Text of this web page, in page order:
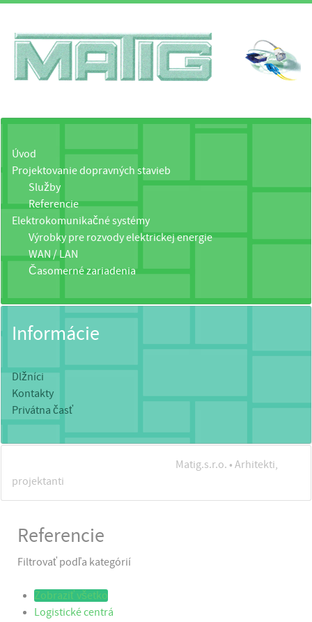
Úvod
Projektovanie dopravných stavieb
Služby
Referencie
Elektrokomunikačné systémy
Výrobky pre rozvody elektrickej energie
WAN / LAN
Časomerné zariadenia
Informácie
Dlžníci
Kontakty
Privátna časť
Matig.s.r.o. • Arhitekti,
projektanti
Referencie
Filtrovať podľa kategórií
Zobraziť všetko
Logistické centrá